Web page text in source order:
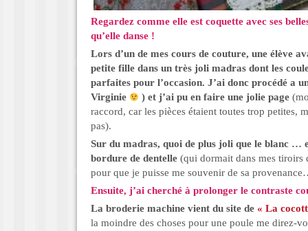
Regardez comme elle est coquette avec ses
qu’elle danse !
Lors d’un de mes cours de couture, une élève
petite fille dans un très joli madras dont les
parfaites pour l’occasion. J’ai donc procédé a
Virginie
) et j’ai pu en faire une jolie page
raccord, car les pièces étaient toutes trop petites,
pas).
Sur du madras, quoi de plus joli que le blanc …
bordure de dentelle (qui dormait dans mes tiroirs
pour que je puisse me souvenir de sa
Ensuite, j’ai cherché à prolonger le contraste
La broderie machine vient du site de « La
la moindre des choses pour une poule me direz-